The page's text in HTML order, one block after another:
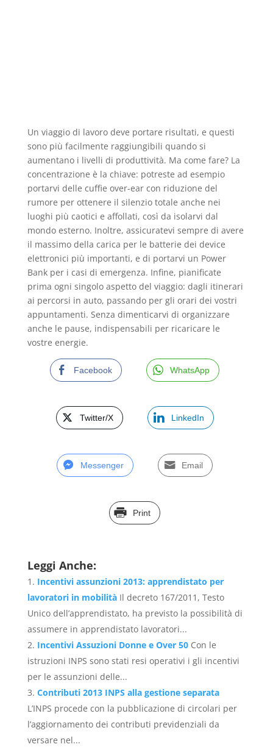
Un viaggio di lavoro deve portare risultati, e questi
sono più facilmente raggiungibili quando si
aumentano i livelli di produttività. Ma come fare? La
concentrazione è la chiave: potreste ad esempio
portarvi delle cuffie over-ear con riduzione del
rumore per ottenere il silenzio totale anche nei
luoghi più caotici e affollati, così da isolarvi dal
mondo esterno. Inoltre, assicuratevi sempre di avere
il massimo della carica per le batterie dei device
elettronici più importanti, e di portarvi un Power
Bank per i casi di emergenza. Infine, pianificate
prima ogni singolo aspetto del viaggio: dagli itinerari
ai percorsi in auto, passando per gli orari dei vostri
appuntamenti. Senza dimenticarvi di organizzare
anche le pause, indispensabili per ricaricare le
vostre energie.
Facebook WhatsApp
Twitter/X LinkedIn
Messenger Email
Print
Leggi Anche:
Incentivi assunzioni 2013: apprendistato per
lavoratori in mobilità Il decreto 167/2011, Testo
Unico dell’apprendistato, ha previsto la possibilità di
assumere in apprendistato lavoratori...
Incentivi Assuzioni Donne e Over 50 Con le
istruzioni INPS sono stati resi operativi i gli incentivi
per le assunzioni delle...
Contributi 2013 INPS alla gestione separata
L’INPS procede con la pubblicazione di circolari per
l’aggiornamento dei contributi previdenziali da
versare nel...